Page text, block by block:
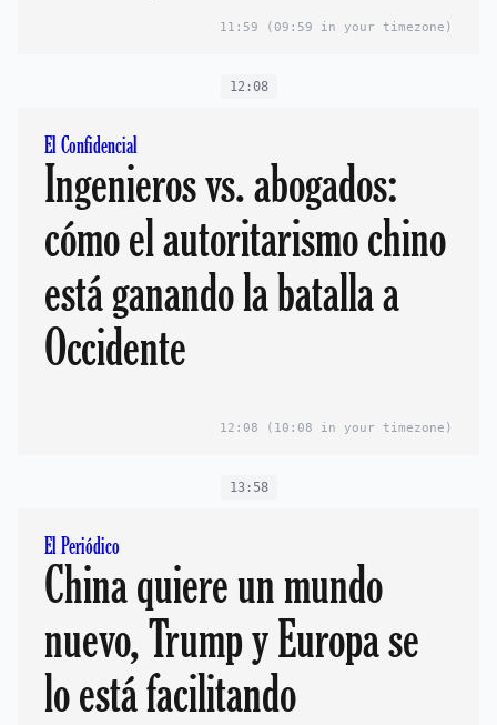
11:59 (09:59 in your timezone)
12:08
El Confidencial
Ingenieros vs. abogados:
cómo el autoritarismo chino
está ganando la batalla a
Occidente
12:08 (10:08 in your timezone)
13:58
El Periódico
China quiere un mundo
nuevo, Trump y Europa se
lo está facilitando